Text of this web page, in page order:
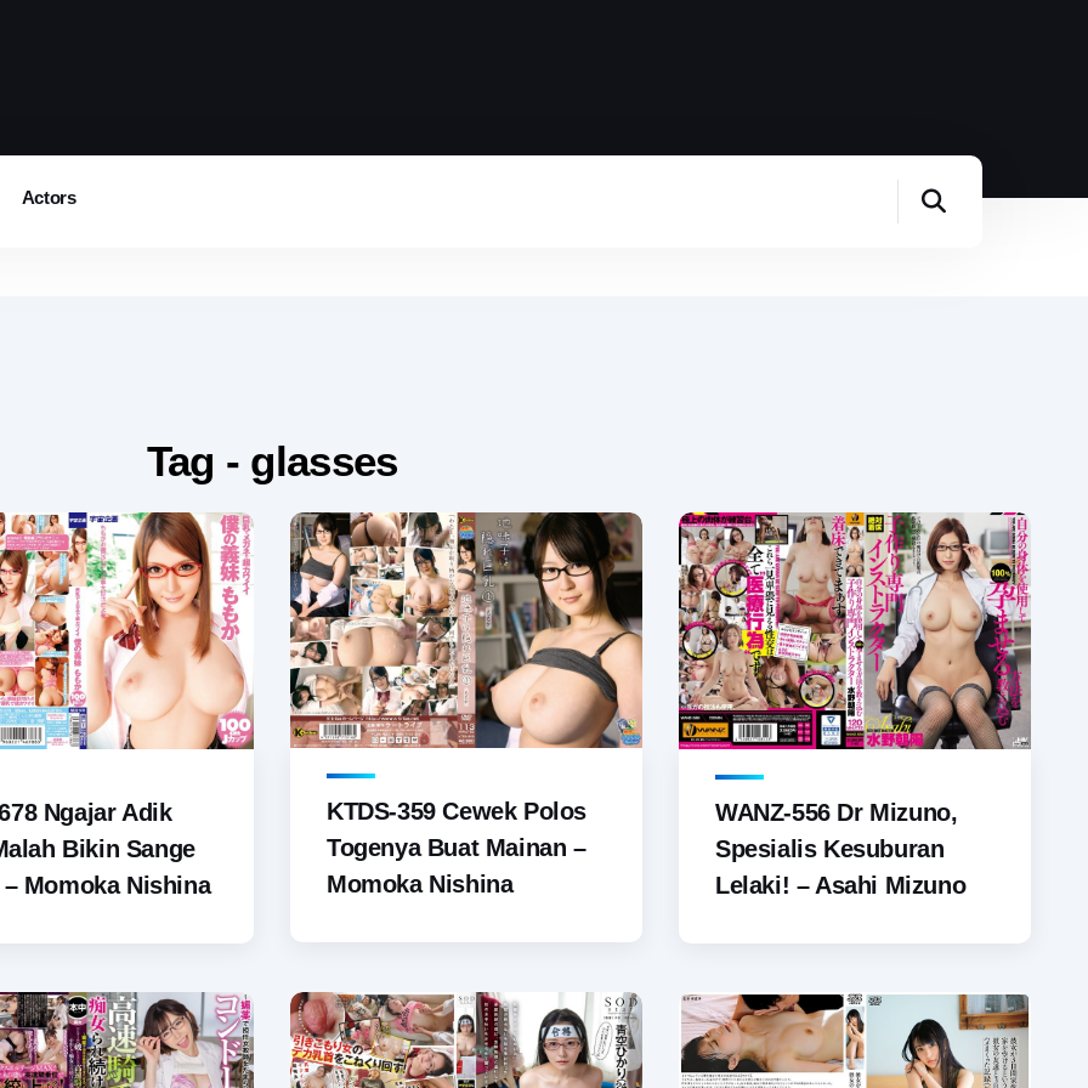
Actors
Tag - glasses
Ngajar Adik
Bikin Sange
Momoka Nishina
KTDS-359 Cewek Polos
Togenya Buat Mainan –
Momoka Nishina
WANZ-556 Dr Mizuno,
Spesialis Kesuburan
Lelaki! – Asahi Mizuno